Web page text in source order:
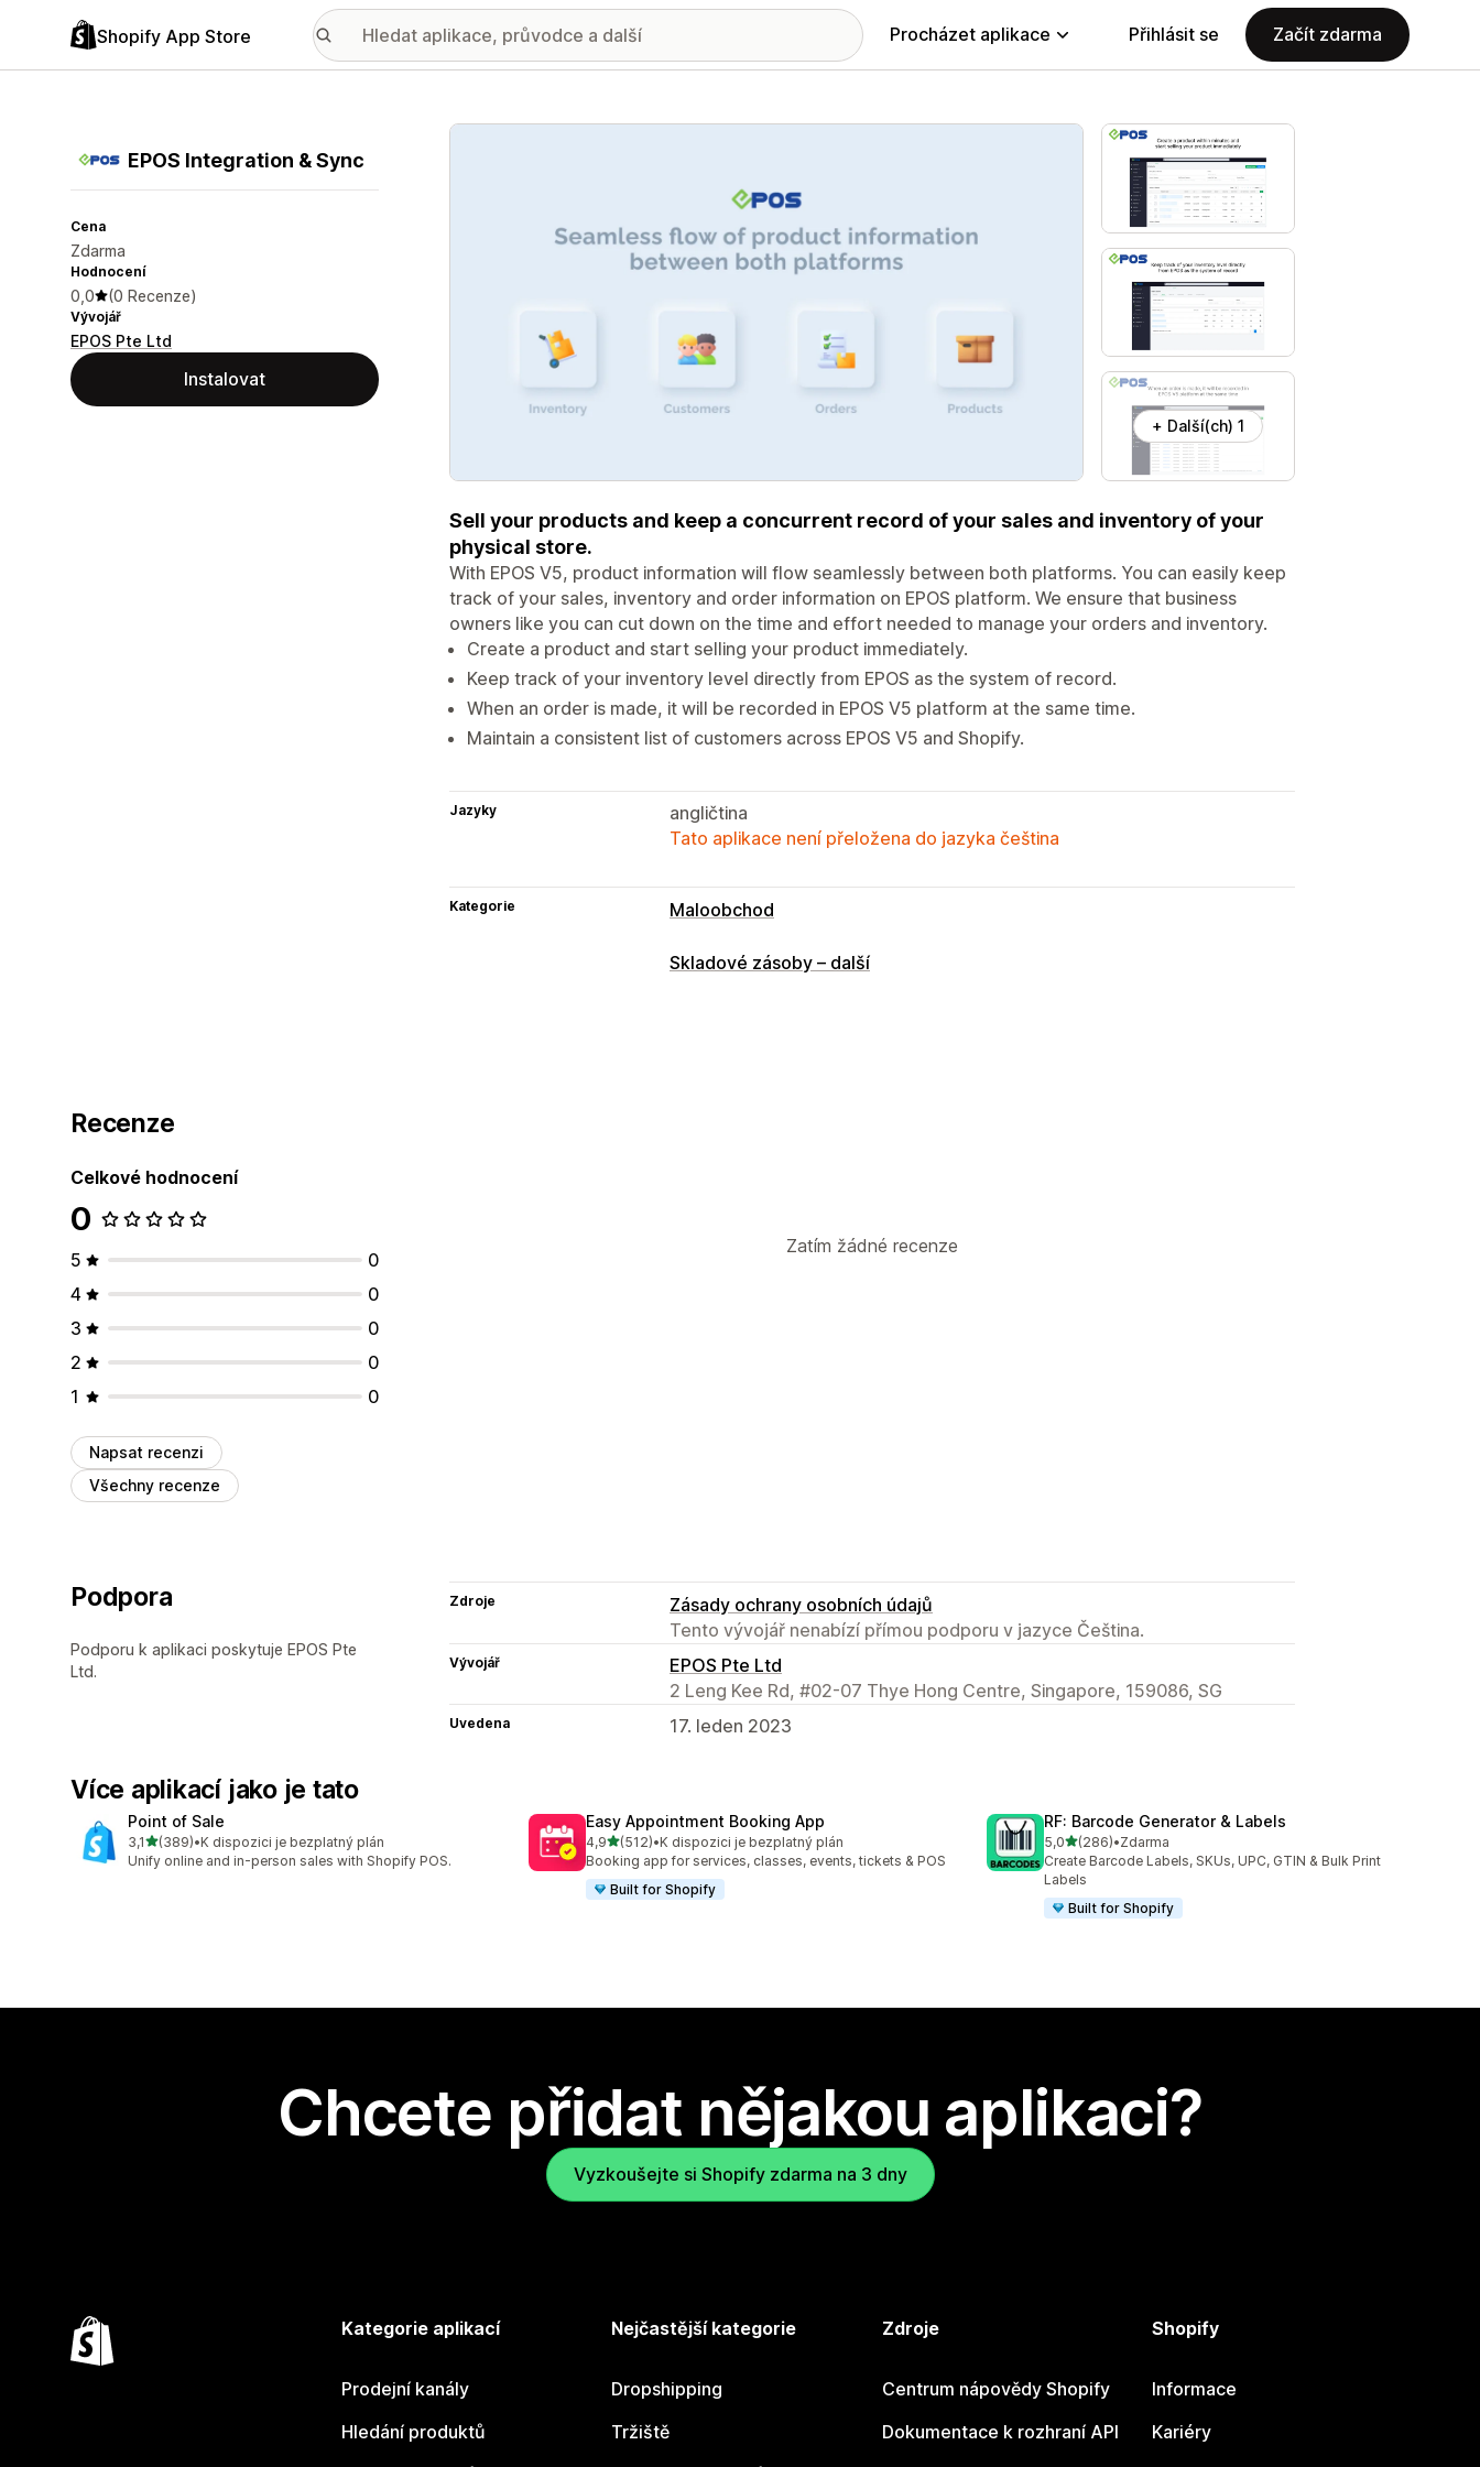
Shopify App Store Procházet aplikace Přihlásit se Začít zdarma
EPOS Integration & Sync
Cena
Zdarma
Hodnocení
0,0 (0 Recenze)
Vývojář
EPOS Pte Ltd
Instalovat
Galerie propagovaných obrázků
+ Další(ch) 1
Sell your products and keep a concurrent record of your sales and inventory of your
physical store.
With EPOS V5, product information will flow seamlessly between both platforms. You can easily keep
track of your sales, inventory and order information on EPOS platform. We ensure that business
owners like you can cut down on the time and effort needed to manage your orders and inventory.
Create a product and start selling your product immediately.
Keep track of your inventory level directly from EPOS as the system of record.
When an order is made, it will be recorded in EPOS V5 platform at the same time.
Maintain a consistent list of customers across EPOS V5 and Shopify.
Jazyky
angličtina
Tato aplikace není přeložena do jazyka čeština
Kategorie Maloobchod
Skladové zásoby – další
Recenze
Celkové hodnocení
0
5
0
4
0
3
0
2
0
1
0
Napsat recenzi
Všechny recenze
Zatím žádné recenze
Podpora
Podporu k aplikaci poskytuje EPOS Pte
Ltd.
Zdroje
Zásady ochrany osobních údajů
Tento vývojář nenabízí přímou podporu v jazyce Čeština.
Vývojář
EPOS Pte Ltd
2 Leng Kee Rd, #02-07 Thye Hong Centre, Singapore, 159086, SG
Uvedena 17. leden 2023
Více aplikací jako je tato
Point of Sale
3,1z 5 hvězd
(389)
Celkový počet recenzí: 389
•K dispozici je bezplatný plán
Unify online and in-person sales with Shopify POS.
Easy Appointment Booking App
4,9z 5 hvězd
(512)
Celkový počet recenzí: 512
•K dispozici je bezplatný plán
Booking app for services, classes, events, tickets & POS
Built for Shopify
RF: Barcode Generator & Labels
5,0z 5 hvězd
(286)
Celkový počet recenzí: 286
•Zdarma
Create Barcode Labels, SKUs, UPC, GTIN & Bulk Print
Labels
Built for Shopify
Chcete přidat nějakou aplikaci?
Vyzkoušejte si Shopify zdarma na 3 dny
Kategorie aplikací
Prodejní kanály
Hledání produktů
Nejčastější kategorie
Dropshipping
Tržiště
Zdroje
Centrum nápovědy Shopify
Dokumentace k rozhraní API
Shopify
Informace
Kariéry